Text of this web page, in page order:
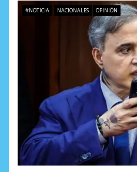
e
s
#NOTICIA NACIONALES OPINIÓN